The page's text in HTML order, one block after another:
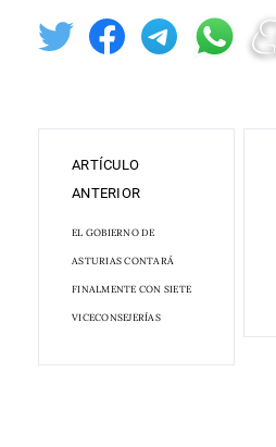
ARTÍCULO
ANTERIOR
EL GOBIERNO DE
ASTURIAS CONTARÁ
FINALMENTE CON SIETE
VICECONSEJERÍAS